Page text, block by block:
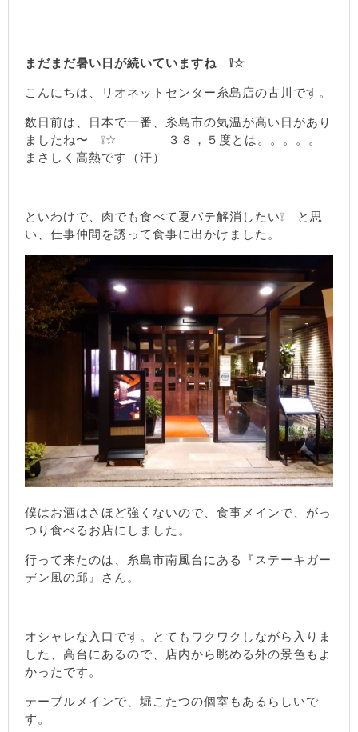
まだまだ暑い日が続いていますね ❕☆
こんにちは、リオネットセンター糸島店の古川です。
数日前は、日本で一番、糸島市の気温が高い日があり
ましたね〜 ❕☆ ３８，５度とは。。。。。
まさしく高熱です（汗）
といわけで、肉でも食べて夏バテ解消したい❕ と思
い、仕事仲間を誘って食事に出かけました。
僕はお酒はさほど強くないので、食事メインで、がっ
つり食べるお店にしました。
行って来たのは、糸島市南風台にある『ステーキガー
デン風の邱』さん。
オシャレな入口です。とてもワクワクしながら入りま
した、高台にあるので、店内から眺める外の景色もよ
かったです。
テーブルメインで、堀こたつの個室もあるらしいで
す。